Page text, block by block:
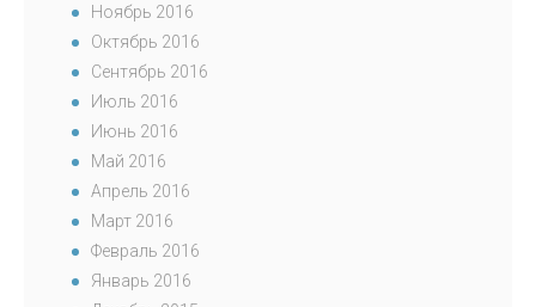
Ноябрь 2016
Октябрь 2016
Сентябрь 2016
Июль 2016
Июнь 2016
Май 2016
Апрель 2016
Март 2016
Февраль 2016
Январь 2016